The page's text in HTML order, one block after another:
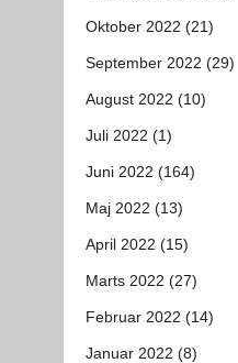
Oktober 2022 (21)
September 2022 (29)
August 2022 (10)
Juli 2022 (1)
Juni 2022 (164)
Maj 2022 (13)
April 2022 (15)
Marts 2022 (27)
Februar 2022 (14)
Januar 2022 (8)